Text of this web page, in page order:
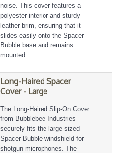
noise. This cover features a
polyester interior and sturdy
leather brim, ensuring that it
slides easily onto the Spacer
Bubble base and remains
mounted.
Long-Haired Spacer
Cover - Large
The Long-Haired Slip-On Cover
from Bubblebee Industries
securely fits the large-sized
Spacer Bubble windshield for
shotgun microphones. The